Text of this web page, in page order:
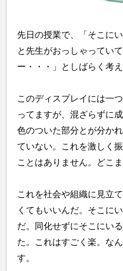
先日の授業で、「そこに
と先生がおっしゃってい
ー・・・」としばらく考え
このディスプレイには一
ってますが、混ざらずに
色のついた部分とが分か
ていない。これを激しく
ことはありません。どこ
これを社会や組織に見立
くてもいいんだ。そこに
だ。同化せずにそこにい
た。これはすごく楽。な
す。